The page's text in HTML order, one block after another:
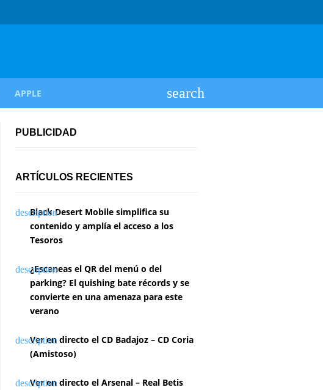
APPLE
PUBLICIDAD
ARTÍCULOS RECIENTES
Black Desert Mobile simplifica su
contenido y amplía el acceso a los
Tesoros
¿Escaneas el QR del menú o del
parking? El quishing bate récords y se
convierte en una amenaza para este
verano
Ver en directo el CD Badajoz – CD Coria
(Amistoso)
Ver en directo el Arsenal – Real Betis